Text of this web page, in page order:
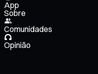
App
Sobre
Comunidades
Opinião